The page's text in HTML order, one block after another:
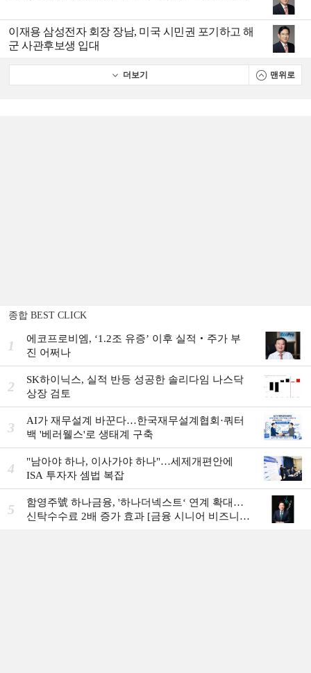
이재용 삼성전자 회장 장남, 미국 시민권 포기하고 해
군 사관후보생 입대
더보기 맨위로
종합 BEST CLICK
1
에코프로비엠, ‘1.2조 유증’ 이후 실적‧주가 부
진 어쩌나
2
SK하이닉스, 실적 반등 성공한 솔리다임 나스닥
상장 검토
3
AI가 재무설계 바꾼다…한국재무설계협회·쿼터
백 '베러웰스'로 생태계 구축
4
"남아야 하나, 이사가야 하나"…세제개편안에
ISA 투자자 셈법 복잡
5
함영주號 하나금융, '하나더넥스트‘ 연계 확대…
신탁수수료 2배 증가 효과 [금융 시니어 비즈니스